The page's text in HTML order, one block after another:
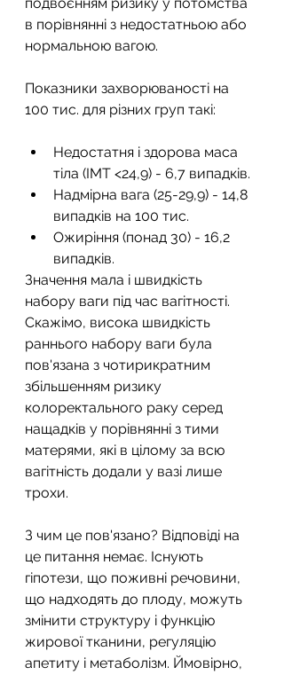
в порівнянні з недостатньою або
нормальною вагою.
Показники захворюваності на
100 тис. для різних груп такі:
Недостатня і здорова маса
тіла (ІМТ <24,9) - 6,7 випадків.
Надмірна вага (25-29,9) - 14,8
випадків на 100 тис.
Ожиріння (понад 30) - 16,2
випадків.
Значення мала і швидкість
набору ваги під час вагітності.
Скажімо, висока швидкість
раннього набору ваги була
пов'язана з чотирикратним
збільшенням ризику
колоректального раку серед
нащадків у порівнянні з тими
матерями, які в цілому за всю
вагітність додали у вазі лише
трохи.
З чим це пов'язано? Відповіді на
це питання немає. Існують
гіпотези, що поживні речовини,
що надходять до плоду, можуть
змінити структуру і функцію
жирової тканини, регуляцію
апетиту і метаболізм. Ймовірно,